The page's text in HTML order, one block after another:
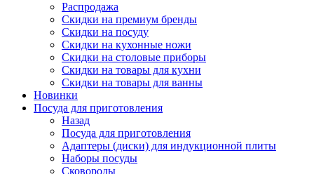
Распродажа
Скидки на премиум бренды
Скидки на посуду
Скидки на кухонные ножи
Скидки на столовые приборы
Скидки на товары для кухни
Скидки на товары для ванны
Новинки
Посуда для приготовления
Назад
Посуда для приготовления
Адаптеры (диски) для индукционной плиты
Наборы посуды
Сковороды